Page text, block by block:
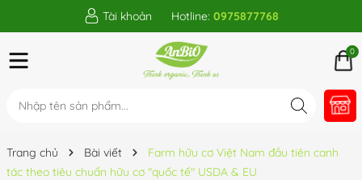
Tài khoản Hotline: 0975877768
0
Trang chủ Bài viết
Farm hữu cơ Việt Nam đầu tiên canh
tác theo tiêu chuẩn hữu cơ "quốc tế" USDA & EU